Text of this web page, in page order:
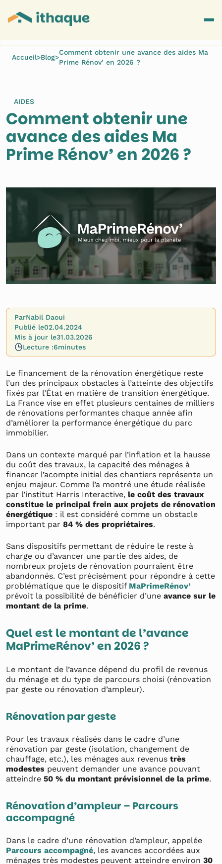
Accueil>Blog>
Comment obtenir une avance des aides Ma
Prime Rénov’ en 2026 ?
AIDES
Comment obtenir une
avance des aides Ma
Prime Rénov’ en 2026 ?
ParNabil Daoui
Publié le02.04.2024
Mis à jour le31.03.2026
Lecture :6minutes
Le financement de la rénovation énergétique reste
l’un des principaux obstacles à l’atteinte des objectifs
fixés par l’État en matière de transition énergétique.
La France vise en effet plusieurs centaines de milliers
de rénovations performantes chaque année afin
d’améliorer la performance énergétique du parc
immobilier.
Dans un contexte marqué par l’inflation et la hausse
du coût des travaux, la capacité des ménages à
financer l’acompte initial des chantiers représente un
enjeu majeur. Comme l’a montré une étude réalisée
par l’institut Harris Interactive, le coût des travaux
constitue le principal frein aux projets de rénovation
énergétique : il est considéré comme un obstacle
important par 84 % des propriétaires.
Sans dispositifs permettant de réduire le reste à
charge ou d’avancer une partie des aides, de
nombreux projets de rénovation pourraient être
abandonnés. C’est précisément pour répondre à cette
problématique que le dispositif MaPrimeRénov’
prévoit la possibilité de bénéficier d’une avance sur le
montant de la prime.
Quel est le montant de l’avance
MaPrimeRénov’ en 2026 ?
Le montant de l’avance dépend du profil de revenus
du ménage et du type de parcours choisi (rénovation
par geste ou rénovation d’ampleur).
Rénovation par geste
Pour les travaux réalisés dans le cadre d’une
rénovation par geste (isolation, changement de
chauffage, etc.), les ménages aux revenus très
modestes peuvent demander une avance pouvant
atteindre 50 % du montant prévisionnel de la prime.
Rénovation d’ampleur – Parcours
accompagné
Dans le cadre d’une rénovation d’ampleur, appelée
Parcours accompagné, les avances accordées aux
ménages très modestes peuvent atteindre environ 30